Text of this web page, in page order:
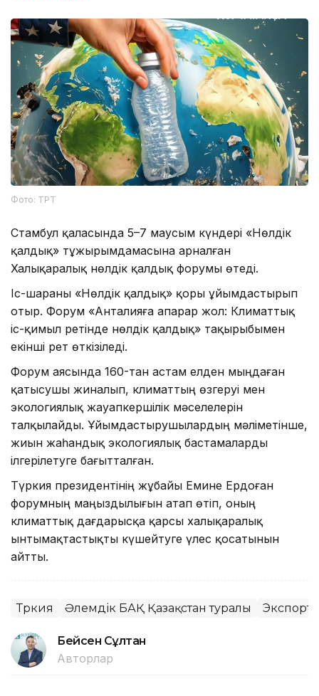
Фото: ТРТ
Стамбул қаласында 5–7 маусым күндері «Нөлдік
қалдық» тұжырымдамасына арналған
Халықаралық нөлдік қалдық форумы өтеді.
Іс-шараны «Нөлдік қалдық» қоры ұйымдастырып
отыр. Форум «Анталияға апарар жол: Климаттық
іс-қимыл ретінде нөлдік қалдық» тақырыбымен
екінші рет өткізіледі.
Форум аясында 160-тан астам елден мыңдаған
қатысушы жиналып, климаттың өзгеруі мен
экологиялық жауапкершілік мәселелерін
талқылайды. Ұйымдастырушылардың мәліметінше,
жиын жаһандық экологиялық бастамаларды
ілгерілетуге бағытталған.
Түркия президентінің жұбайы Емине Ердоған
форумның маңыздылығын атап өтіп, оның
климаттық дағдарысқа қарсы халықаралық
ынтымақтастықты күшейтуге үлес қосатынын
айтты.
Түркия Әлемдік БАҚ Қазақстан туралы Экспорт
Бейсен Сұлтан
Авторлар